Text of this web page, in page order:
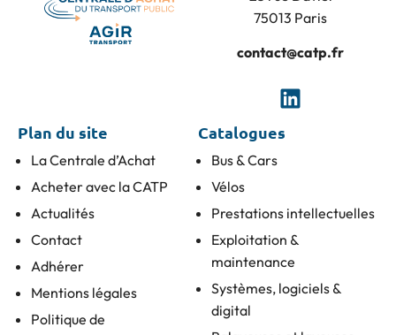
75013 Paris
contact@catp.fr
Plan du site
La Centrale d’Achat
Acheter avec la CATP
Actualités
Contact
Adhérer
Mentions légales
Politique de
Catalogues
Bus & Cars
Vélos
Prestations intellectuelles
Exploitation &
maintenance
Systèmes, logiciels &
digital